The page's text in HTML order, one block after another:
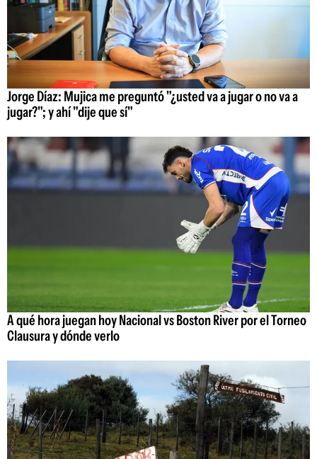
Jorge Díaz: Mujica me preguntó "¿usted va a jugar o no va a
jugar?"; y ahí "dije que sí"
A qué hora juegan hoy Nacional vs Boston River por el Torneo
Clausura y dónde verlo